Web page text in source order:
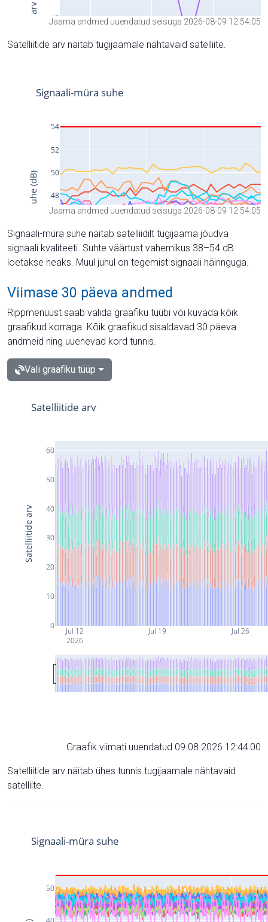
Jaama andmed uuendatud seisuga 2026-08-09 12:54:05
Satelliitide arv näitab tugijaamale nähtavaid satelliite.
Jaama andmed uuendatud seisuga 2026-08-09 12:54:05
Signaali-müra suhe näitab satelliidilt tugijaama jõudva
signaali kvaliteeti. Suhte väärtust vahemikus 38–54 dB
loetakse heaks. Muul juhul on tegemist signaali häiringuga.
Viimase 30 päeva andmed
Rippmenüüst saab valida graafiku tüübi või kuvada kõik
graafikud korraga. Kõik graafikud sisaldavad 30 päeva
andmeid ning uuenevad kord tunnis.
Vali graafiku tüüp
Jul 12
2026
Jul 19 Jul 26
0
10
20
30
40
50
60
Satelliitide arv
Satelliitide arv
Graafik viimati uuendatud 09.08.2026 12:44:00
Satelliitide arv näitab ühes tunnis tugijaamale nähtavaid
satelliite.
50
Signaali-müra suhe